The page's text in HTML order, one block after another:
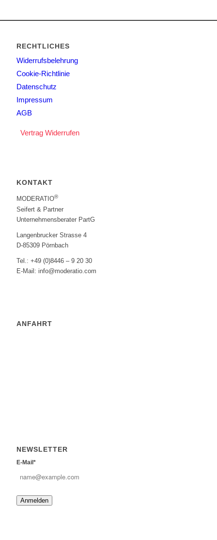
RECHTLICHES
Widerrufsbelehrung
Cookie-Richtlinie
Datenschutz
Impressum
AGB
Vertrag Widerrufen
KONTAKT
MODERATIO®
Seifert & Partner
Unternehmensberater PartG
Langenbrucker Strasse 4
D-85309 Pörnbach
Tel.: +49 (0)8446 – 9 20 30
E-Mail: info@moderatio.com
ANFAHRT
NEWSLETTER
E-Mail*
Anmelden